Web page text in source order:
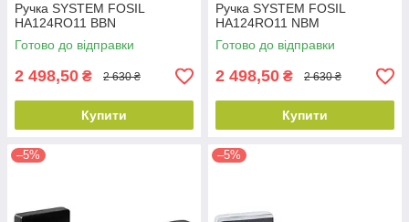
Ручка SYSTEM FOSIL
HA124RO11 BBN
Готово до відправки
2 498,50 ₴ 2 630 ₴
Купити
Ручка SYSTEM FOSIL
HA124RO11 NBM
Готово до відправки
2 498,50 ₴ 2 630 ₴
Купити
–5% –5%